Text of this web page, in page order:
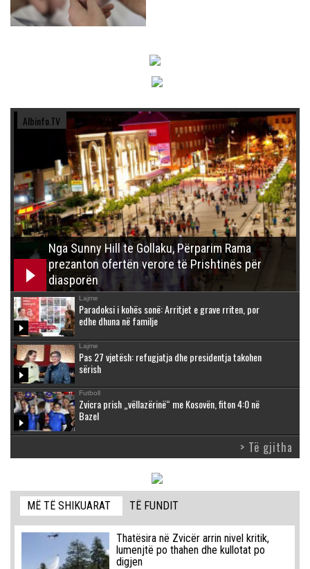
Albinfo.TV
Nga Sunny Hill te Gollaku, Përparim Rama
prezanton ofertën verore të Prishtinës për
diasporën
Lajme
Paradoksi i kohës sonë: Arritjet e grave rriten, por
edhe dhuna në familje
Lajme
Pas 27 vjetësh: refugjatja dhe presidentja takohen
sërish
Futboll
Zvicra prish „vëllazërinë“ me Kosovën, fiton 4:0 në
Bazel
> Të gjitha
MË TË SHIKUARAT TË FUNDIT
Thatësira në Zvicër arrin nivel kritik,
lumenjtë po thahen dhe kullotat po
digjen